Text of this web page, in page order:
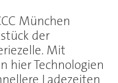
München
der
Mit
hier Technologien
Ladezeiten